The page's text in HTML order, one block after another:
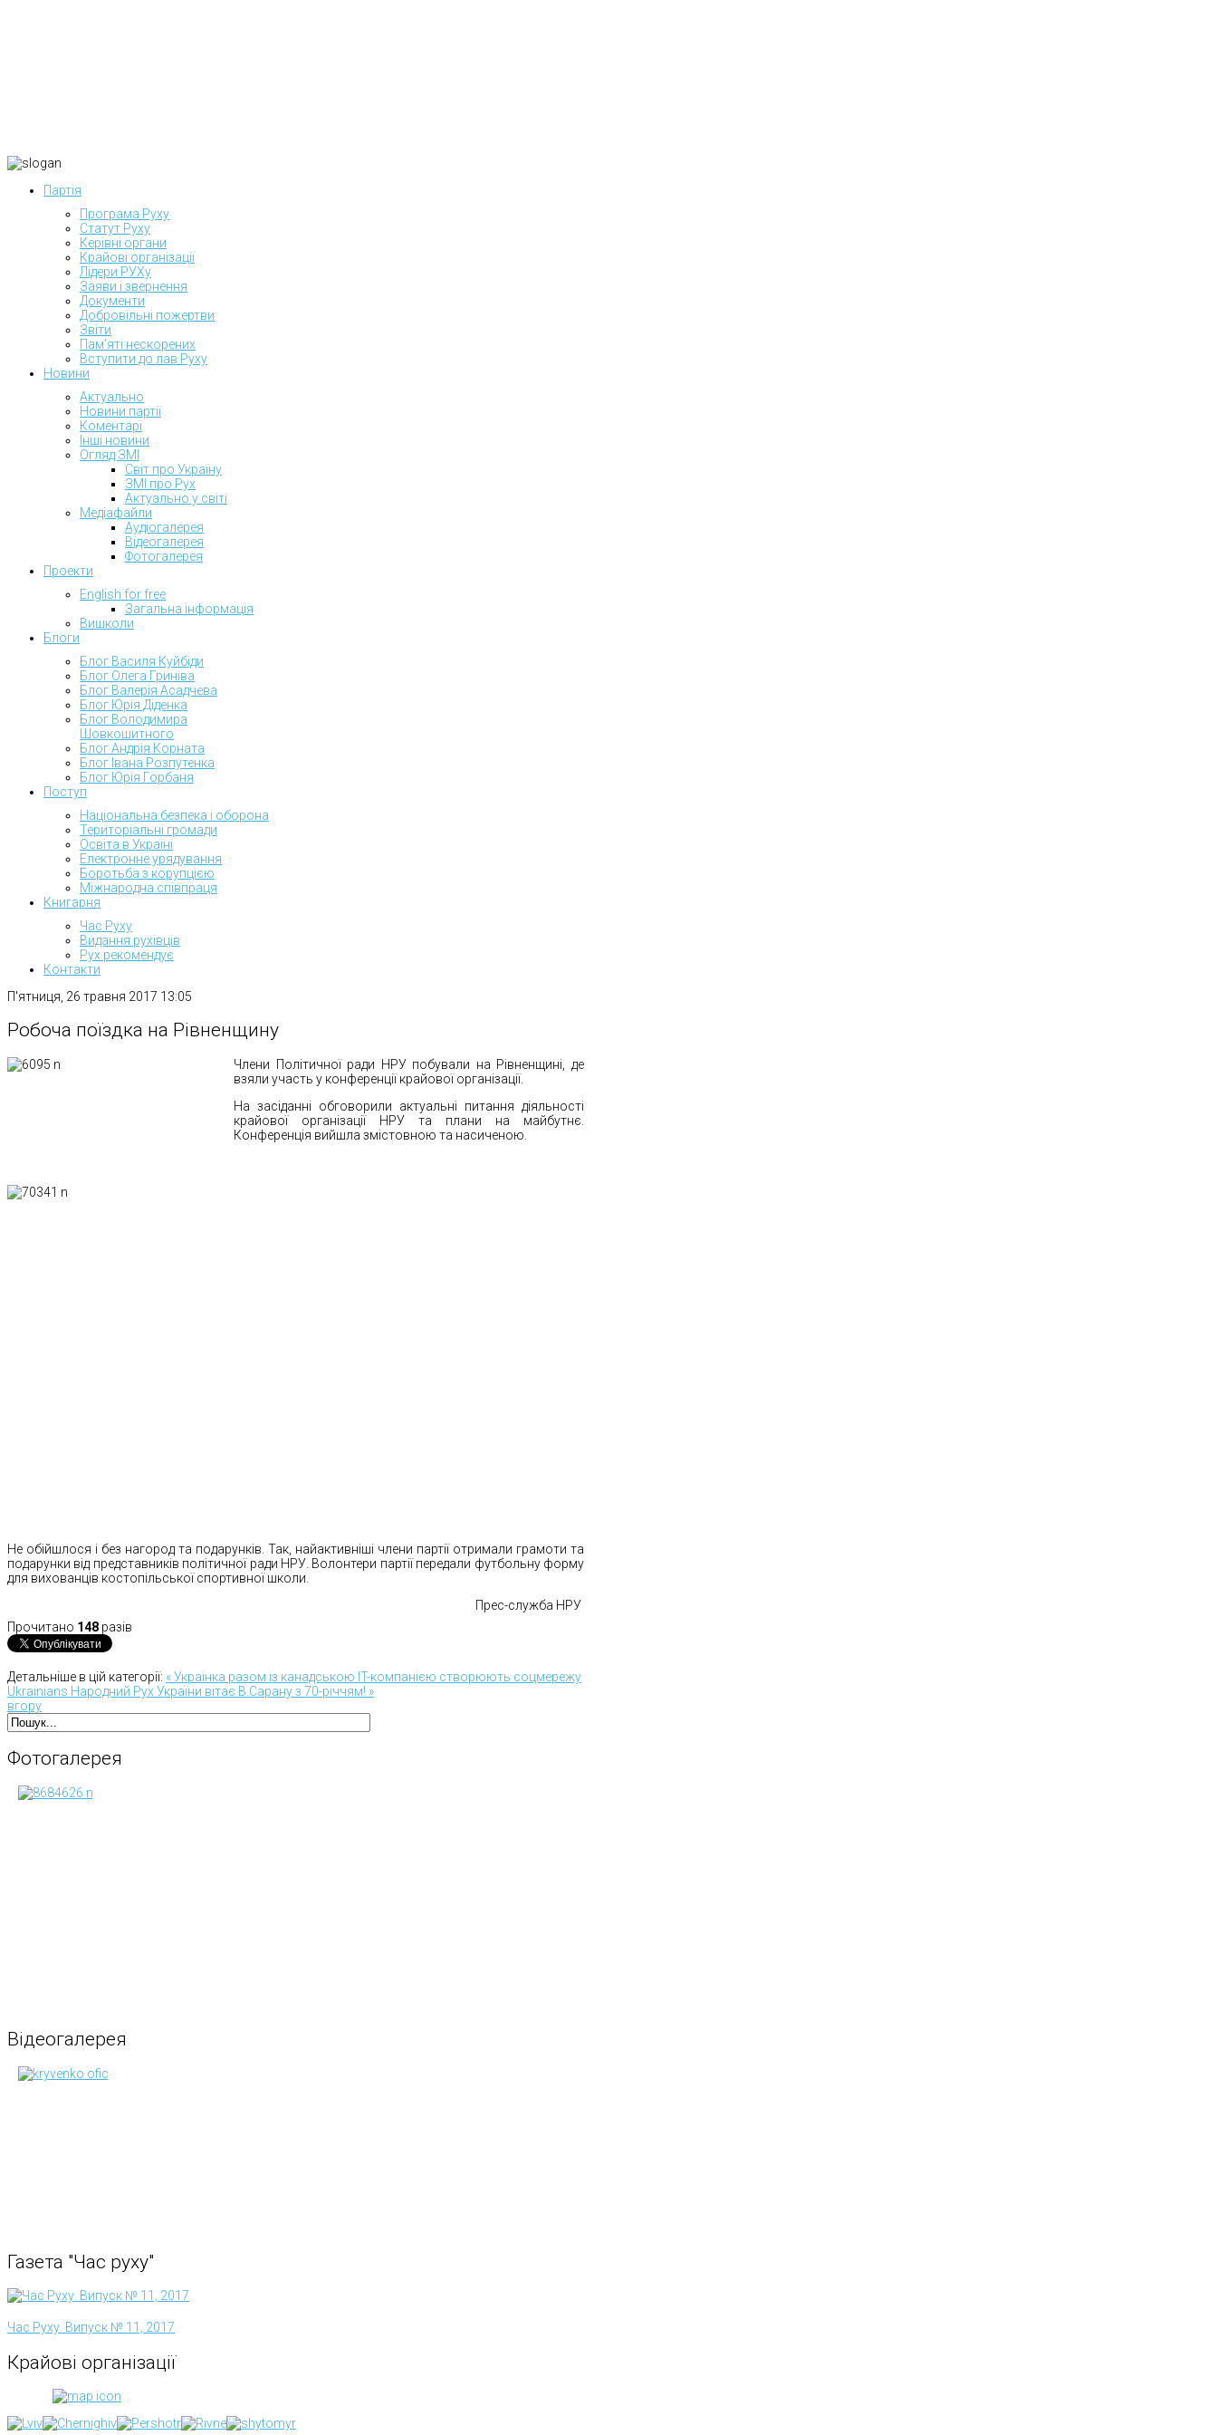
Партія
Програма Руху
Статут Руху
Керівні органи
Крайові організації
Лідери РУХу
Заяви і звернення
Документи
Добровільні пожертви
Звіти
Пам’яті нескорених
Вступити до лав Руху
Новини
Актуально
Новини партії
Коментарі
Інші новини
Огляд ЗМІ
Світ про Україну
ЗМІ про Рух
Актуально у світі
Медіафайли
Аудіогалерея
Відеогалерея
Фотогалерея
Проекти
English for free
Загальна інформація
Вишколи
Блоги
Блог Василя Куйбіди
Блог Олега Гриніва
Блог Валерія Асадчева
Блог Юрія Діденка
Блог Володимира
Шовкошитного
Блог Андрія Корната
Блог Івана Розпутенка
Блог Юрія Горбаня
Поступ
Національна безпека і оборона
Територіальні громади
Освіта в Україні
Електронне урядування
Боротьба з корупцією
Міжнародна співпраця
Книгарня
Час Руху
Видання рухівців
Рух рекомендує
Контакти
П'ятниця, 26 травня 2017 13:05
Робоча поїздка на Рівненщину
Члени Політичної ради НРУ побували на Рівненщині, де
взяли участь у конференції крайової організації.
На засіданні обговорили актуальні питання діяльності
крайової організації НРУ та плани на майбутнє.
Конференція вийшла змістовною та насиченою.
Не обійшлося і без нагород та подарунків. Так, найактивніші члени партії отримали грамоти та
подарунки від представників політичної ради НРУ. Волонтери партії передали футбольну форму
для вихованців костопільської спортивної школи.
Прес-служба НРУ
Прочитано 148 разів
Детальніше в цій категорії: « Українка разом із канадською IT-компанією створюють соцмережу
Ukrainians Народний Рух України вітає В.Сарану з 70-річчям! »
вгору
Фотогалерея
Відеогалерея
Газета "Час руху"
Час Руху. Випуск № 11, 2017
Крайові організації